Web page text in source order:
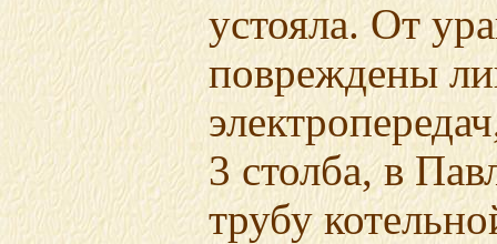
устояла. От
повреждены
3 столба, в
трубу